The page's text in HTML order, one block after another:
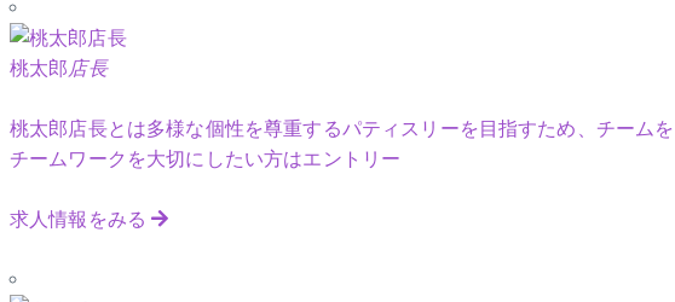
桃太郎店長
桃太郎店長とは多様な個性を尊重するパティスリーを目指すため、チーム
チームワークを大切にしたい方はエントリー
求人情報をみる